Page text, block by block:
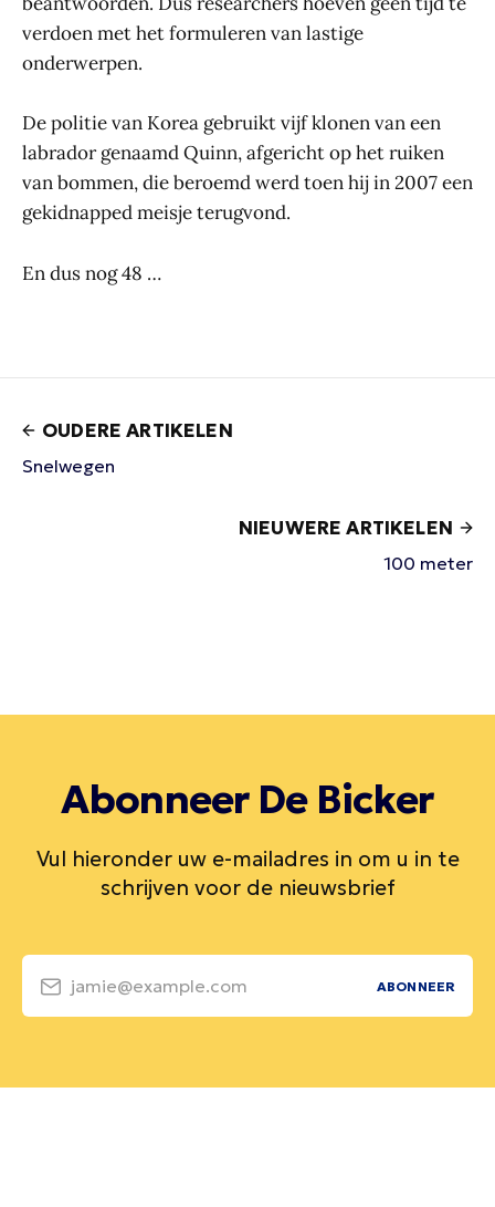
verdoen met het formuleren van lastige
onderwerpen.
De politie van Korea gebruikt vijf klonen van een
labrador genaamd Quinn, afgericht op het ruiken
van bommen, die beroemd werd toen hij in 2007 een
gekidnapped meisje terugvond.
En dus nog 48 …
OUDERE ARTIKELEN
Snelwegen
NIEUWERE ARTIKELEN
100 meter
Abonneer De Bicker
Vul hieronder uw e-mailadres in om u in te
schrijven voor de nieuwsbrief
jamie@example.com ABONNEER